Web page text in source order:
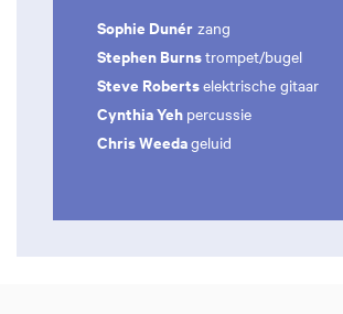
Sophie Dunér zang
Stephen Burnstrompet/bugel
Steve Robertselektrische gitaar
Cynthia Yeh percussie
Chris Weedageluid